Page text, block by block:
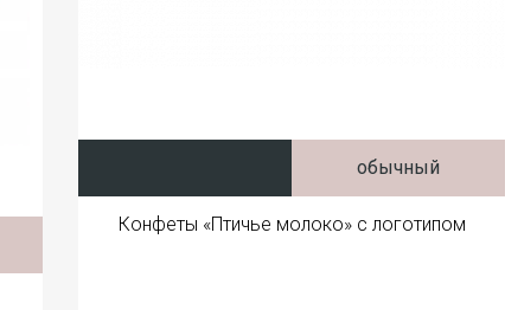
обычный
Конфеты «Птичье молоко» с логотипом